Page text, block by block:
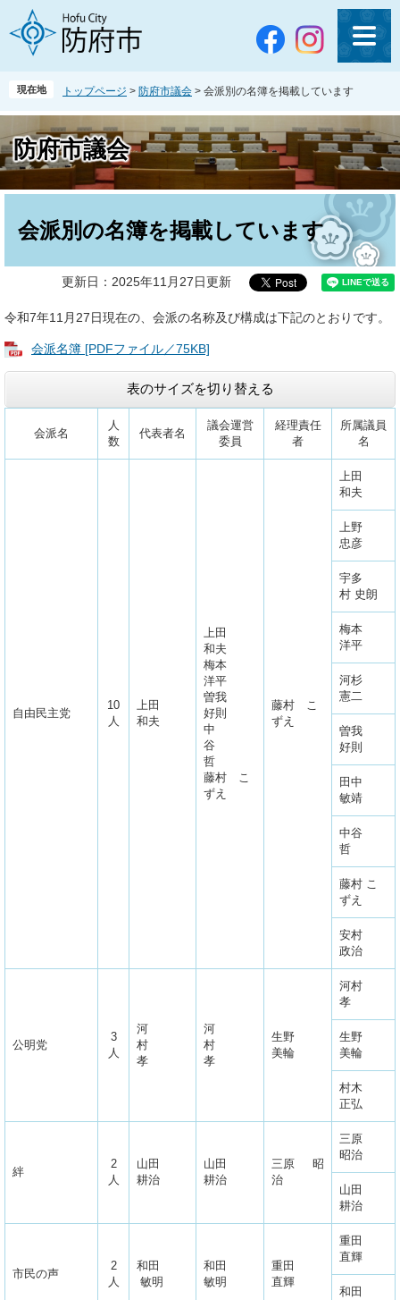
す
。
し
て
文
現在地 トップページ > 防府市議会 > 会派別の名簿を掲載しています
防府市議会
会派別の名簿を掲載しています
更新日：2025年11月27日更新
令和7年11月27日現在の、会派の名称及び構成は下記のとおりです。
会派名簿 [PDFファイル／75KB]
表のサイズを切り替える
会派名
人
数
代表者名
議会運営
委員
経理責任
者
所属議員
名
自由民主党
10
人
上田
和夫
上田
和夫
梅本
洋平
曽我
好則
中
谷
哲
藤村 こ
ずえ
藤村 こ
ずえ
上田
和夫
上野
忠彦
宇多
村 史朗
梅本
洋平
河杉
憲二
曽我
好則
田中
敏靖
中谷
哲
藤村 こ
ずえ
安村
政治
公明党
3
人
河
村
孝
河
村
孝
生野
美輪
河村
孝
生野
美輪
村木
正弘
絆
2
人
山田
耕治
山田
耕治
三原 昭
治
三原
昭治
山田
耕治
市民の声
2
人
和田
敏明
和田
敏明
重田
直輝
重田
直輝
和田